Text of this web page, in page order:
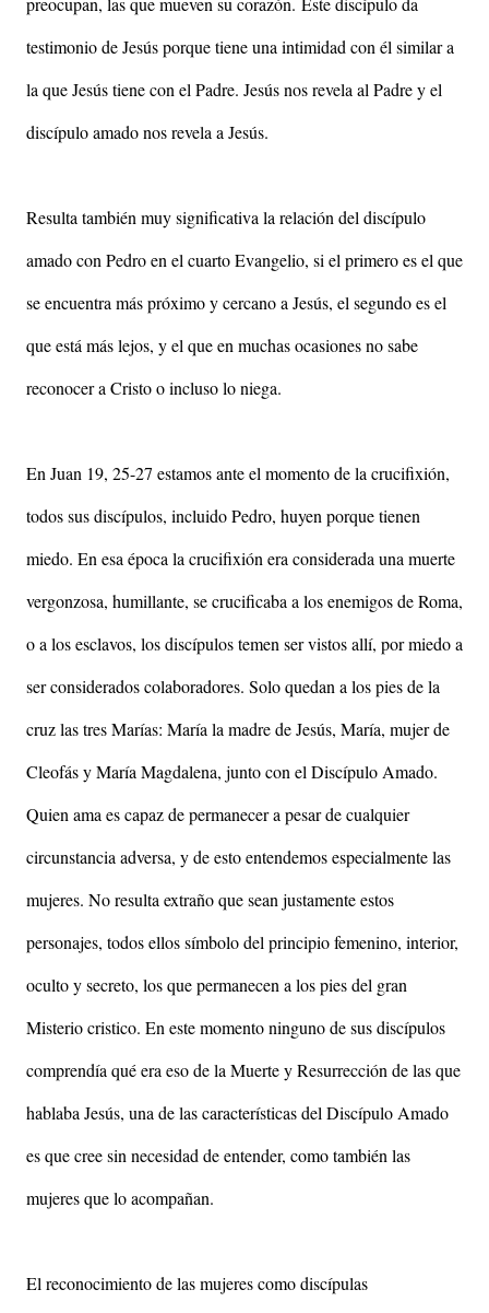
testimonio de Jesús porque tiene una intimidad con él similar a
la que Jesús tiene con el Padre. Jesús nos revela al Padre y el
discípulo amado nos revela a Jesús.
Resulta también muy significativa la relación del discípulo
amado con Pedro en el cuarto Evangelio, si el primero es el que
se encuentra más próximo y cercano a Jesús, el segundo es el
que está más lejos, y el que en muchas ocasiones no sabe
reconocer a Cristo o incluso lo niega.
En Juan 19, 25-27 estamos ante el momento de la crucifixión,
todos sus discípulos, incluido Pedro, huyen porque tienen
miedo. En esa época la crucifixión era considerada una muerte
vergonzosa, humillante, se crucificaba a los enemigos de Roma,
o a los esclavos, los discípulos temen ser vistos allí, por miedo a
ser considerados colaboradores. Solo quedan a los pies de la
cruz las tres Marías: María la madre de Jesús, María, mujer de
Cleofás y María Magdalena, junto con el Discípulo Amado.
Quien ama es capaz de permanecer a pesar de cualquier
circunstancia adversa, y de esto entendemos especialmente las
mujeres. No resulta extraño que sean justamente estos
personajes, todos ellos símbolo del principio femenino, interior,
oculto y secreto, los que permanecen a los pies del gran
Misterio cristico. En este momento ninguno de sus discípulos
comprendía qué era eso de la Muerte y Resurrección de las que
hablaba Jesús, una de las características del Discípulo Amado
es que cree sin necesidad de entender, como también las
mujeres que lo acompañan.
El reconocimiento de las mujeres como discípulas